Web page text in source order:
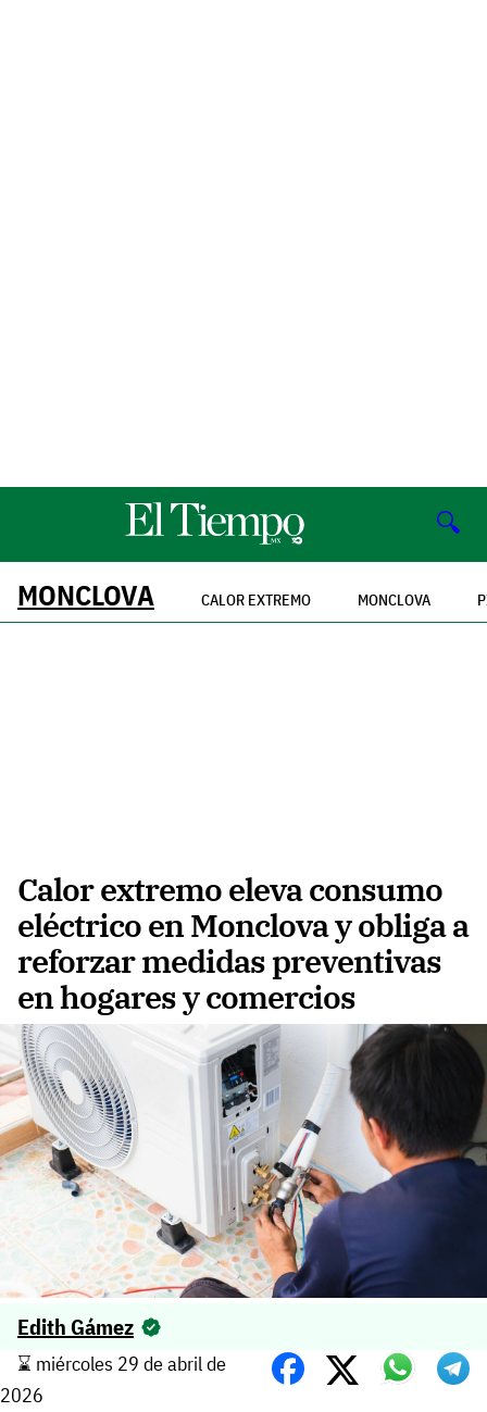
🔍
MONCLOVA CALOR EXTREMO MONCLOVA
Calor extremo eleva consumo
eléctrico en Monclova y obliga a
reforzar medidas preventivas
en hogares y comercios
Edith Gámez
⌛️ miércoles 29 de abril de
2026